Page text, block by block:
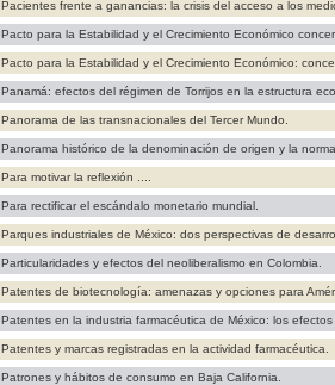
Pacientes frente a ganancias: la crisis del acceso a los
Pacto para la Estabilidad y el Crecimiento Económico
Pacto para la Estabilidad y el Crecimiento Económico:
Panamá: efectos del régimen de Torrijos en la estructura
Panorama de las transnacionales del Tercer Mundo.
Panorama histórico de la denominación de origen y la
Para motivar la reflexión ....
Para rectificar el escándalo monetario mundial.
Parques industriales de México: dos perspectivas de
Particularidades y efectos del neoliberalismo en Colombia.
Patentes de biotecnología: amenazas y opciones para
Patentes en la industria farmacéutica de México: los
Patentes y marcas registradas en la actividad farmacéutica.
Patrones y hábitos de consumo en Baja California.